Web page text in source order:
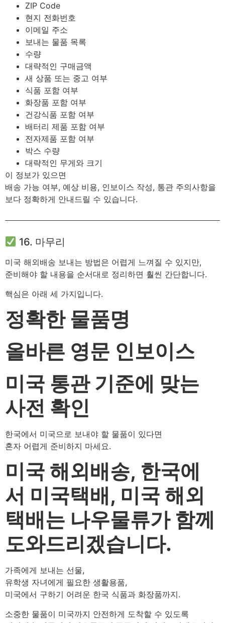
ZIP Code
현지 전화번호
이메일 주소
보내는 물품 목록
수량
대략적인 구매금액
새 상품 또는 중고 여부
식품 포함 여부
화장품 포함 여부
건강식품 포함 여부
배터리 제품 포함 여부
전자제품 포함 여부
박스 수량
대략적인 무게와 크기
이 정보가 있으면
배송 가능 여부, 예상 비용, 인보이스 작성, 통관 주의사항을
보다 정확하게 안내드릴 수 있습니다.
16. 마무리
미국 해외배송 보내는 방법은 어렵게 느껴질 수 있지만,
준비해야 할 내용을 순서대로 정리하면 훨씬 간단합니다.
핵심은 아래 세 가지입니다.
정확한 물품명
올바른 영문 인보이스
미국 통관 기준에 맞는
사전 확인
한국에서 미국으로 보내야 할 물품이 있다면
혼자 어렵게 준비하지 마세요.
미국 해외배송, 한국에
서 미국택배, 미국 해외
택배는 나우물류가 함께
도와드리겠습니다.
가족에게 보내는 선물,
유학생 자녀에게 필요한 생활용품,
미국에서 구하기 어려운 한국 식품과 화장품까지.
소중한 물품이 미국까지 안전하게 도착할 수 있도록